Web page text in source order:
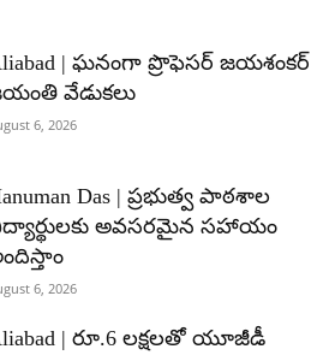
| ఘనంగా ప్రొఫెసర్ జయశంకర్
వేడుకలు
6, 2026
Das | ప్రభుత్వ పాఠశాల
అవసరమైన సహాయం
6, 2026
| రూ.6 లక్షలతో యూజీడీ